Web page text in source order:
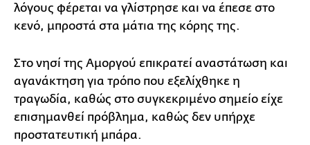
λόγους φέρεται να γλίστρησε και να έπεσε στο
κενό, μπροστά στα μάτια της κόρης της.
Στο νησί της Αμοργού επικρατεί αναστάτωση και
αγανάκτηση για τρόπο που εξελίχθηκε η
τραγωδία, καθώς στο συγκεκριμένο σημείο είχε
επισημανθεί πρόβλημα, καθώς δεν υπήρχε
προστατευτική μπάρα.